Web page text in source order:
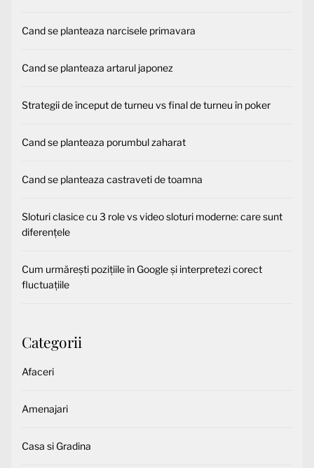
Cand se planteaza narcisele primavara
Cand se planteaza artarul japonez
Strategii de început de turneu vs final de turneu în poker
Cand se planteaza porumbul zaharat
Cand se planteaza castraveti de toamna
Sloturi clasice cu 3 role vs video sloturi moderne: care sunt
diferențele
Cum urmărești pozițiile în Google și interpretezi corect
fluctuațiile
Categorii
Afaceri
Amenajari
Casa si Gradina